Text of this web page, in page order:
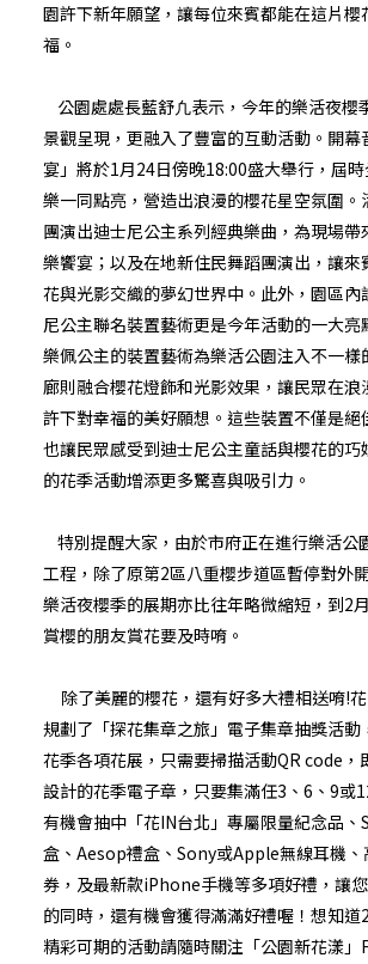
園許下新年願望，讓每位來賓都能在這片櫻
福。
公園處處長藍舒凢表示，今年的樂活夜櫻
景觀呈現，更融入了豐富的互動活動。開幕
宴」將於1月24日傍晚18:00盛大舉行，屆
樂一同點亮，營造出浪漫的櫻花星空氛圍。
團演出迪士尼公主系列經典樂曲，為現場帶
樂饗宴；以及在地新住民舞蹈團演出，讓來
花與光影交織的夢幻世界中。此外，園區內
尼公主聯名裝置藝術更是今年活動的一大亮
樂佩公主的裝置藝術為樂活公園注入不一樣
廊則融合櫻花燈飾和光影效果，讓民眾在浪
許下對幸福的美好願想。這些裝置不僅是絕
也讓民眾感受到迪士尼公主童話與櫻花的巧
的花季活動增添更多驚喜與吸引力。
特別提醒大家，由於市府正在進行樂活公
工程 ， 除了原第2區八重櫻步道區暫停對外
樂活夜櫻季的展期亦比往年略微縮短， 到2
賞櫻的朋友賞花要及時唷。
除了美麗的櫻花，還有好多大禮相送唷!
規劃了「探花集章之旅」電子集章抽獎活動
花季各項花展，只需要掃描活動QR code，
設計的花季電子章，只要集滿任3、6、9或
有機會抽中「花IN台北」專屬限量紀念品、
盒、Aesop禮盒、Sony或Apple無線耳機、
券，及最新款iPhone手機等多項好禮，讓
的同時，還有機會獲得滿滿好禮喔！想知道
精彩可期的活動請隨時關注「公園新花漾」